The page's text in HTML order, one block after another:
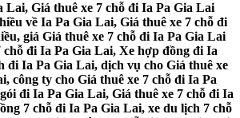
Lai, Giá thuê xe 7 chỗ đi Ia Pa Gia Lai
về Ia Pa Gia Lai, Giá thuê xe 7 chỗ đi
giá Giá thuê xe 7 chỗ đi Ia Pa Gia Lai
chỗ đi Ia Pa Gia Lai, Xe hợp đồng đi Ia
đi Ia Pa Gia Lai, dịch vụ cho Giá thuê xe
công ty cho Giá thuê xe 7 chỗ đi Ia Pa
đi Ia Pa Gia Lai, Giá thuê xe 7 chỗ đi Ia
7 chỗ đi Ia Pa Gia Lai, xe du lịch 7 chỗ